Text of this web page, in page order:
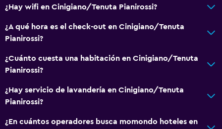
Bar/lounge
Nevera
Servicios y facilidades
Servicio de conserjería
¿Hay wifi en Cinigiano/Tenuta Pianirossi?
¿A qué hora es el check-out en Cinigiano/Tenuta
Pianirossi?
¿Cuánto cuesta una habitación en Cinigiano/Tenuta
Pianirossi?
¿Hay servicio de lavandería en Cinigiano/Tenuta
Pianirossi?
¿En cuántos operadores busca momondo hoteles en